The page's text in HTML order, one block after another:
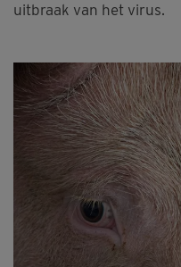
uitbraak van het virus.